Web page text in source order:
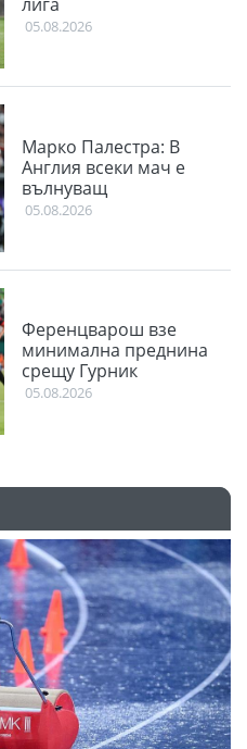
05.08.2026
Марко Палестра: В
Англия всеки мач е
вълнуващ
05.08.2026
Ференцварош взе
минимална преднина
срещу Гурник
05.08.2026